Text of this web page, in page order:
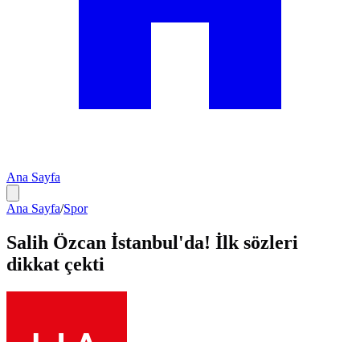
Ana Sayfa
Ana Sayfa/Spor
Salih Özcan İstanbul'da! İlk sözleri
dikkat çekti